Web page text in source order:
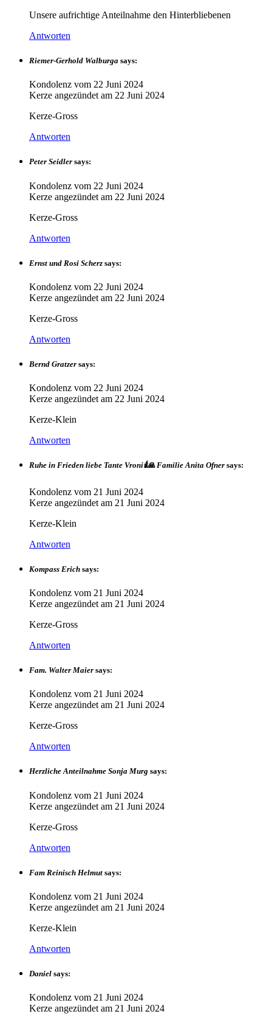
Unsere aufrichtige Anteilnahme den Hinterbliebenen
Antworten
Riemer-Gerhold Walburga says:
Kondolenz vom 22 Juni 2024
Kerze angezündet am 22 Juni 2024
Kerze-Gross
Antworten
Peter Seidler says:
Kondolenz vom 22 Juni 2024
Kerze angezündet am 22 Juni 2024
Kerze-Gross
Antworten
Ernst und Rosi Scherz says:
Kondolenz vom 22 Juni 2024
Kerze angezündet am 22 Juni 2024
Kerze-Gross
Antworten
Bernd Gratzer says:
Kondolenz vom 22 Juni 2024
Kerze angezündet am 22 Juni 2024
Kerze-Klein
Antworten
Ruhe in Frieden liebe Tante Vroni🕯🙏 Familie Anita Ofner says:
Kondolenz vom 21 Juni 2024
Kerze angezündet am 21 Juni 2024
Kerze-Klein
Antworten
Kompass Erich says:
Kondolenz vom 21 Juni 2024
Kerze angezündet am 21 Juni 2024
Kerze-Gross
Antworten
Fam. Walter Maier says:
Kondolenz vom 21 Juni 2024
Kerze angezündet am 21 Juni 2024
Kerze-Gross
Antworten
Herzliche Anteilnahme Sonja Murg says:
Kondolenz vom 21 Juni 2024
Kerze angezündet am 21 Juni 2024
Kerze-Gross
Antworten
Fam Reinisch Helmut says:
Kondolenz vom 21 Juni 2024
Kerze angezündet am 21 Juni 2024
Kerze-Klein
Antworten
Daniel says:
Kondolenz vom 21 Juni 2024
Kerze angezündet am 21 Juni 2024